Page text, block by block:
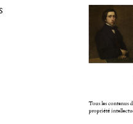
Tous les contenus
propriété